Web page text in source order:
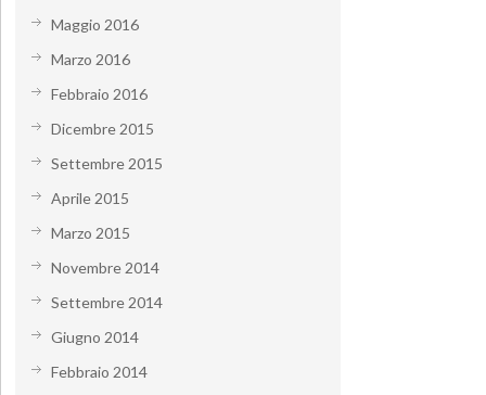
Maggio 2016
Marzo 2016
Febbraio 2016
Dicembre 2015
Settembre 2015
Aprile 2015
Marzo 2015
Novembre 2014
Settembre 2014
Giugno 2014
Febbraio 2014